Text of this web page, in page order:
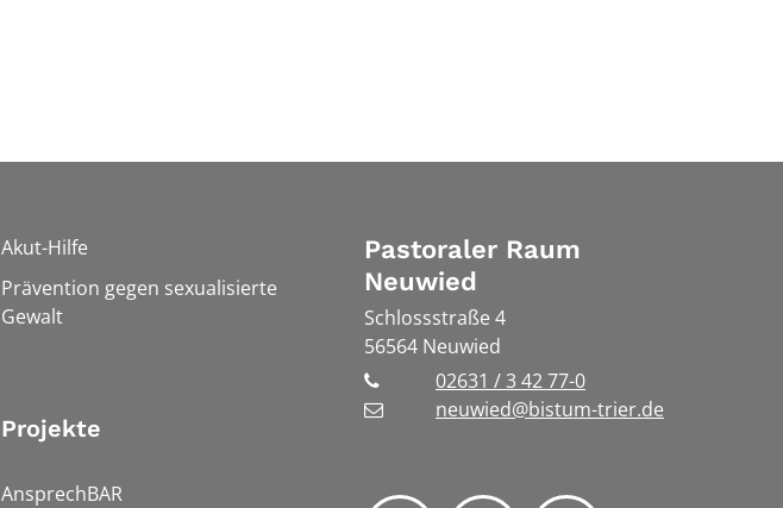
Akut-Hilfe
Prävention gegen sexualisierte
Gewalt
Projekte
AnsprechBAR
Pastoraler Raum
Neuwied
Schlossstraße 4
56564 Neuwied
02631 / 3 42 77-0
neuwied@bistum-trier.de